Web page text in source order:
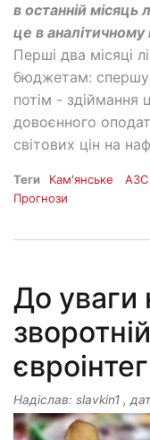
в останній
це в аналітичному
Перші два місяці
бюджетам: спершу
потім - здіймання
довоєнного
світових цін на
Теги Кам'янське АЗС
Прогнози
До уваги
Надіслав: slavkin1 ,